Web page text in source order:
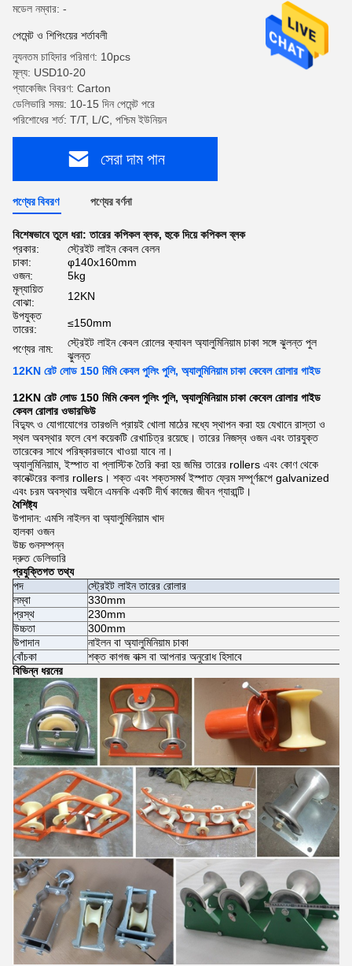
মডেল নম্বার: -
পেমেন্ট ও শিপিংয়ের শর্তাবলী
ন্যূনতম চাহিদার পরিমাণ: 10pcs
মূল্য: USD10-20
প্যাকেজিং বিবরণ: Carton
ডেলিভারি সময়: 10-15 দিন পেমেন্ট পরে
পরিশোধের শর্ত: T/T, L/C, পশ্চিম ইউনিয়ন
সেরা দাম পান
পণ্যের বিবরণ পণ্যের বর্ণনা
বিশেষভাবে তুলে ধরা:তারের কপিকল ব্লক,হুকে দিয়ে কপিকল ব্লক
প্রকার:
স্ট্রেইট লাইন কেবল বেলন
চাকা:
φ140x160mm
ওজন:
5kg
মূল্যায়িত
বোঝা:
12KN
উপযুক্ত
তারের:
≤150mm
পণ্যের নাম:
স্ট্রেইট লাইন কেবল রোলের ক্যাবল অ্যালুমিনিয়াম চাকা সঙ্গে ঝুলন্ত পুল
ঝুলন্ত
12KN রেট লোড 150 মিমি কেবল পুলিং পুলি, অ্যালুমিনিয়াম চাকা কেবেল রোলার গাইড
12KN রেট লোড 150 মিমি কেবল পুলিং পুলি, অ্যালুমিনিয়াম চাকা কেবেল রোলার গাইড
কেবল রোলার ওভারভিউ
বিদ্যুৎ ও যোগাযোগের তারগুলি প্রায়ই খোলা মাঠের মধ্যে স্থাপন করা হয় যেখানে রাস্তা ও
স্থল অবস্থার ফলে বেশ কয়েকটি রেখাচিত্র রয়েছে। তারের নিজস্ব ওজন এবং তারযুক্ত
তারেকের সাথে পরিষ্কারভাবে খাওয়া যাবে না।
অ্যালুমিনিয়াম, ইস্পাত বা প্লাস্টিক তৈরি করা হয় জমির তারের rollers এবং কোণ থেকে
কানেক্টরের কলার rollers। শক্ত এবং শক্তসমর্থ ইস্পাত ফ্রেম সম্পূর্ণরূপে galvanized
এবং চরম অবস্থার অধীনে এমনকি একটি দীর্ঘ কাজের জীবন গ্যারান্টি।
বৈশিষ্ট্য
উপাদান: এমসি নাইলন বা অ্যালুমিনিয়াম খাদ
হালকা ওজন
উচ্চ গুনসম্পন্ন
দ্রুত ডেলিভারি
প্রযুক্তিগত তথ্য
পদ
স্ট্রেইট লাইন তারের রোলার
লম্বা
330mm
প্রস্থ
230mm
উচ্চতা
300mm
উপাদান
নাইলন বা অ্যালুমিনিয়াম চাকা
বোঁচকা
শক্ত কাগজ বাক্স বা আপনার অনুরোধ হিসাবে
বিভিন্ন ধরনের